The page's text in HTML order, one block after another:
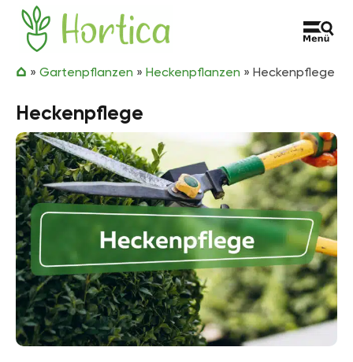
Zum Inhalt springen
Hortica
» Gartenpflanzen » Heckenpflanzen » Heckenpflege
Heckenpflege